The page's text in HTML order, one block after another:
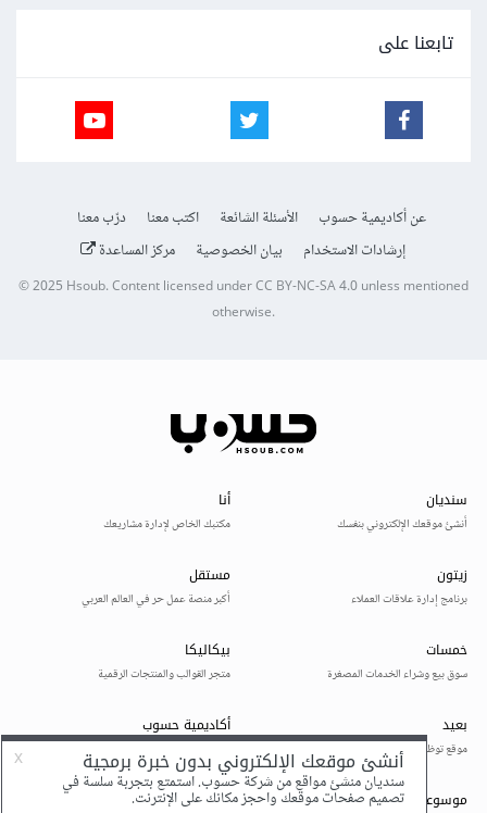
تابعنا على
عن أكاديمية حسوب الأسئلة الشائعة اكتب معنا
درّب معنا
إرشادات الاستخدام
بيان الخصوصية مركز المساعدة
© 2025Hsoub.Content licensed underCC BY-NC-SA 4.0unless mentioned
otherwise.